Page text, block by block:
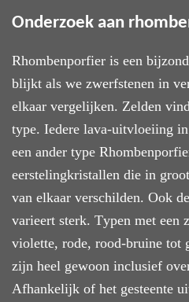
Onderzoek aan
Rhombenporfier is een
blijkt als we zwerfstenen in
elkaar vergelijken. Zelden
type. Iedere lava-uitvloeiing
een ander type
eerstelingkristallen die in
van elkaar verschilden. Ook
varieert sterk. Typen met een
violette, rode, rood-bruine tot
zijn heel gewoon inclusief
Afhankelijk of het gesteente